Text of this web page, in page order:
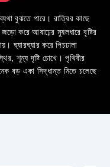
বুঝতে পারে। রাত্রির কাছে
করে আষাঢ়ের মুষলধারে বৃষ্টির
ঘ্যারঘ্যার করে পিচঢালা
শূন্য দৃষ্টি চোখে। পৃথিবীর
বড় একা সিদ্ধান্ত নিতে চলেছে